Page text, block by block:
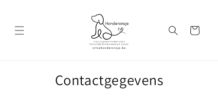
Winkelwagen
Contactgegevens